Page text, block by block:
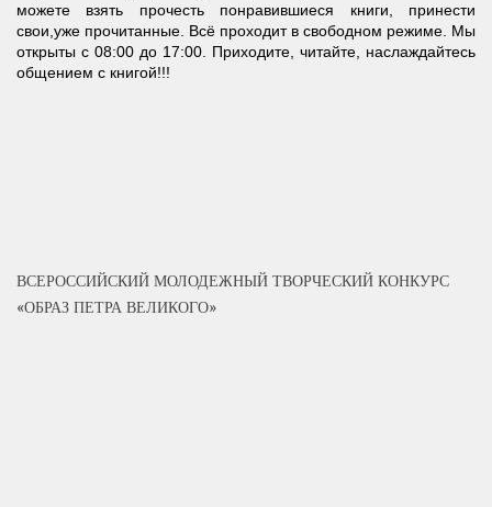
можете взять прочесть понравившиеся книги, принести
свои,уже прочитанные. Всё проходит в свободном режиме. Мы
открыты с 08:00 до 17:00. Приходите, читайте, наслаждайтесь
общением с книгой!!!
ВСЕРОССИЙСКИЙ МОЛОДЕЖНЫЙ ТВОРЧЕСКИЙ КОНКУРС
«ОБРАЗ ПЕТРА ВЕЛИКОГО»